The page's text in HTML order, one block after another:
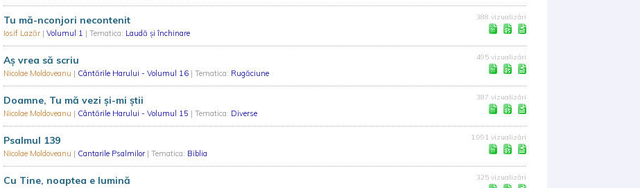
Tu mă-nconjori necontenit
Iosif Lazăr | Volumul 1 | Tematica: Laudă și închinare
388 vizualizări
Aș vrea să scriu
Nicolae Moldoveanu | Cântările Harului - Volumul 16 | Tematica: Rugăciune
495 vizualizări
Doamne, Tu mă vezi și-mi știi
Nicolae Moldoveanu | Cântările Harului - Volumul 15 | Tematica: Diverse
387 vizualizări
Psalmul 139
Nicolae Moldoveanu | Cantarile Psalmilor | Tematica: Biblia
1.991 vizualizări
Cu Tine, noaptea e lumină 325 vizualizări